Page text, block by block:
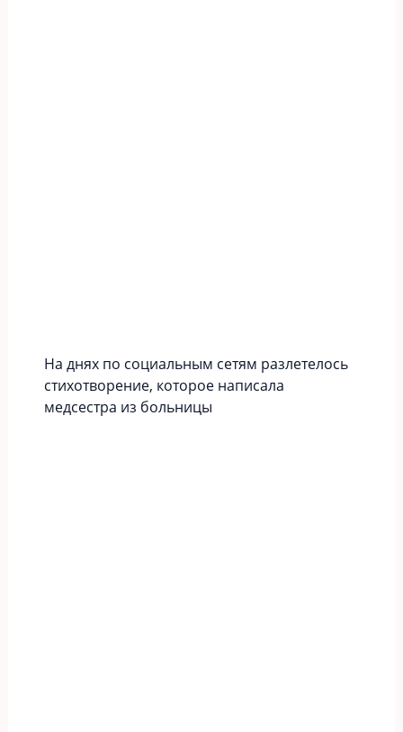
На днях по социальным сетям разлетелось
стихотворение, которое написала
медсестра из больницы